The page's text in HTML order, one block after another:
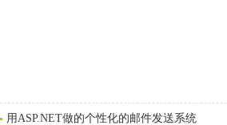
用ASP.NET做的个性化的邮件发送系统